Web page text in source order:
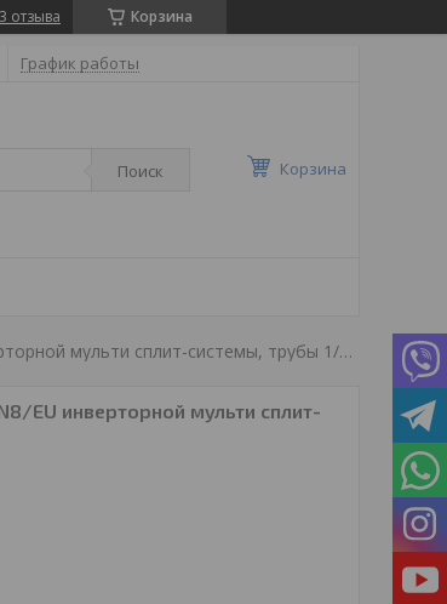
Корзина
3 отзыва
График работы
Поиск Корзина
Блок внутренний ballu bsui-fm/in-07hn8/eu инверторной мульти сплит-системы, трубы 1/4 + 3/8
EU инверторной мульти сплит-